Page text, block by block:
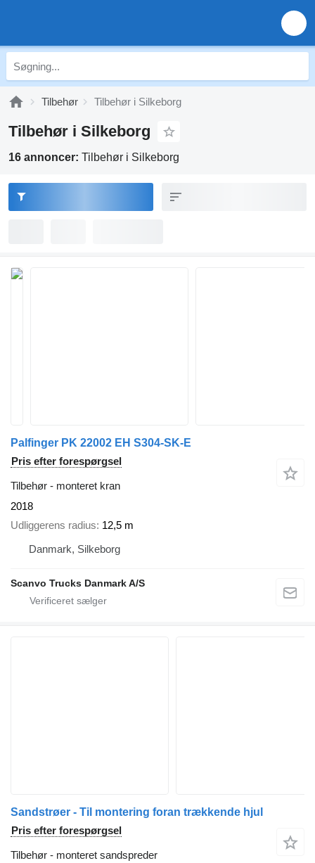
Tilbehør Tilbehør i Silkeborg
Tilbehør i Silkeborg
16 annoncer: Tilbehør i Silkeborg
Palfinger PK 22002 EH S304-SK-E
Pris efter forespørgsel
Tilbehør - monteret kran
2018
Udliggerens radius 12,5 m
Danmark, Silkeborg
Scanvo Trucks Danmark A/S
Sandstrøer - Til montering foran trækkende hjul
Pris efter forespørgsel
Tilbehør - monteret sandspreder